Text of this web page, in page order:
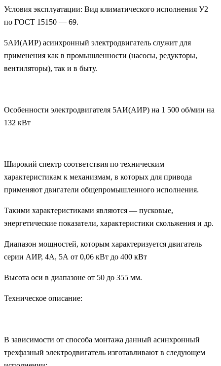
Условия эксплуатации: Вид климатического исполнения У2
по ГОСТ 15150 — 69.
5АИ(АИР) асинхронный электродвигатель служит для
применения как в промышленности (насосы, редукторы,
вентиляторы), так и в быту.
Особенности электродвигателя 5АИ(АИР) на 1 500 об/мин на
132 кВт
Широкий спектр соответствия по техническим
характеристикам к механизмам, в которых для привода
применяют двигатели общепромышленного исполнения.
Такими характеристиками являются — пусковые,
энергетические показатели, характеристики скольжения и др.
Диапазон мощностей, которым характеризуется двигатель
серии АИР, 4А, 5А от 0,06 кВт до 400 кВт
Высота оси в диапазоне от 50 до 355 мм.
Техническое описание:
В зависимости от способа монтажа данный асинхронный
трехфазный электродвигатель изготавливают в следующем